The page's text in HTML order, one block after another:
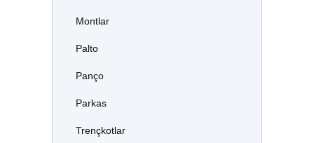
Montlar
Palto
Panço
Parkas
Trençkotlar